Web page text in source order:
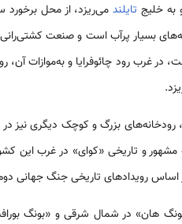
به خلیج تایلند
بسیار پرآب است و صنعت کشتی‌رانی
در غرب رود چائوفرایا و به‌موازات
رودخانه‌های بزرگ و کوچک دیگری نیز در
مشهور و تاریخی «کوای» در غرب این
اساس رویدادهای تاریخی جنگ جهانی
هان» در شمال شرقی و «بونگ